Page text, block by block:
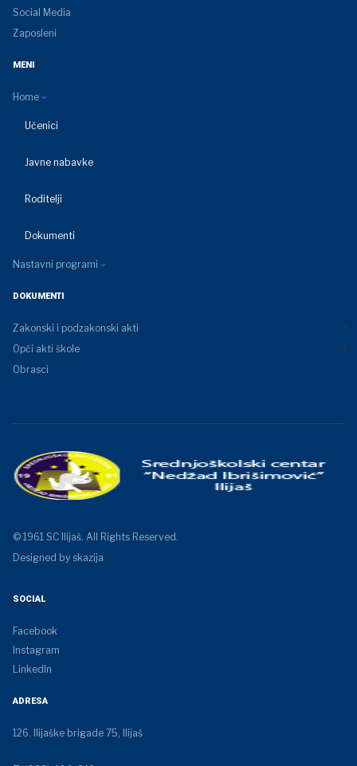
Social Media
Zaposleni
MENI
Home
Učenici
Javne nabavke
Roditelji
Dokumenti
Nastavni programi
DOKUMENTI
Zakonski i podzakonski akti
Opći akti škole
Obrasci
© 1961 SC Ilijaš. All Rights Reserved.
Designed by skazija
SOCIAL
Facebook
Instagram
LinkedIn
ADRESA
126. Ilijaške brigade 75, Ilijaš